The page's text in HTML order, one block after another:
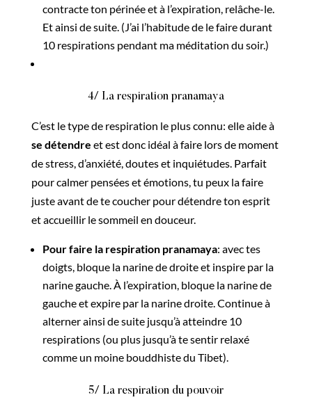
contracte ton périnée et à l’expiration, relâche-le.
Et ainsi de suite. (J’ai l’habitude de le faire durant
10 respirations pendant ma méditation du soir.)
4/ La respiration pranamaya
C’est le type de respiration le plus connu: elle aide à
se détendre et est donc idéal à faire lors de moment
de stress, d’anxiété, doutes et inquiétudes. Parfait
pour calmer pensées et émotions, tu peux la faire
juste avant de te coucher pour détendre ton esprit
et accueillir le sommeil en douceur.
Pour faire la respiration pranamaya: avec tes
doigts, bloque la narine de droite et inspire par la
narine gauche. À l’expiration, bloque la narine de
gauche et expire par la narine droite. Continue à
alterner ainsi de suite jusqu’à atteindre 10
respirations (ou plus jusqu’à te sentir relaxé
comme un moine bouddhiste du Tibet).
5/ La respiration du pouvoir